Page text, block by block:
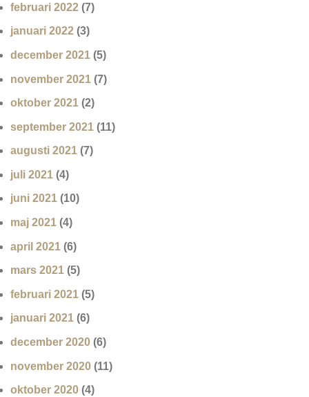
februari 2022 (7)
januari 2022 (3)
december 2021 (5)
november 2021 (7)
oktober 2021 (2)
september 2021 (11)
augusti 2021 (7)
juli 2021 (4)
juni 2021 (10)
maj 2021 (4)
april 2021 (6)
mars 2021 (5)
februari 2021 (5)
januari 2021 (6)
december 2020 (6)
november 2020 (11)
oktober 2020 (4)